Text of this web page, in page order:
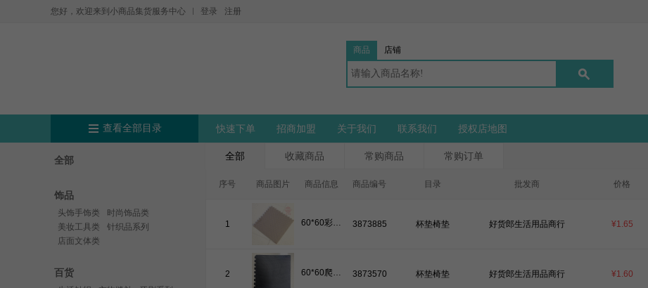
您好，欢迎来到小商品集货服务中心 登录 注册
商品 店铺
查看全部目录 快速下单 招商加盟 关于我们 联系我们 授权店地图
全部
饰品
头饰手饰类
时尚饰品类
美妆工具类
针织品系列
店面文体类
百货
全部 收藏商品 常购商品 常购订单
序号 商品图片 商品信息 商品编号 目录 批发商 价格
1 60*60彩色爬行垫/爬爬垫（整件卖）-60（2元/片） 3873885 杯垫椅垫 好货郎生活用品商行 ¥1.65
2 60*60爬行垫-黑色/爬爬垫（整件卖）（2元/片） 3873570 杯垫椅垫 好货郎生活用品商行 ¥1.60